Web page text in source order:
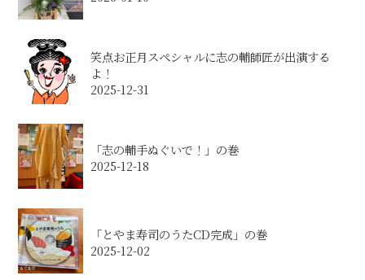
笑点お正月スペシャルに志の輔師匠が出演する
よ！
2025-12-31
「志の輔手ぬぐいで！」の巻
2025-12-18
「とやま寿司のうたCD完成」の巻
2025-12-02